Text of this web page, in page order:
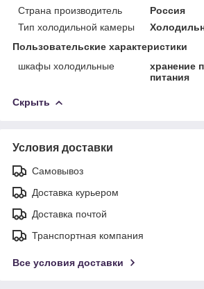
Страна производитель
Россия
Тип холодильной камеры
Пользовательские характеристики
шкафы холодильные
хранение
питания
Скрыть
Условия доставки
Самовывоз
Доставка курьером
Доставка почтой
Транспортная компания
Все условия доставки